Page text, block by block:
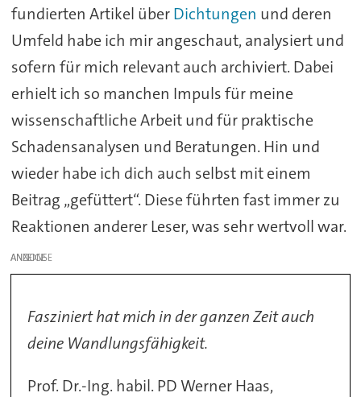
fundierten Artikel überDichtungen und deren
Umfeld habe ich mir angeschaut, analysiert und
sofern für mich relevant auch archiviert. Dabei
erhielt ich so manchen Impuls für meine
wissenschaftliche Arbeit und für praktische
Schadensanalysen und Beratungen. Hin und
wieder habe ich dich auch selbst mit einem
Beitrag „gefüttert“. Diese führten fast immer zu
Reaktionen anderer Leser, was sehr wertvoll war.
ANZEIGE
Fasziniert hat mich in der ganzen Zeit auch
deine Wandlungsfähigkeit.
Prof. Dr.-Ing. habil. PD Werner Haas,